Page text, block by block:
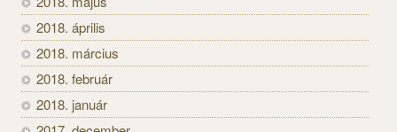
2018. április
2018. március
2018. február
2018. január